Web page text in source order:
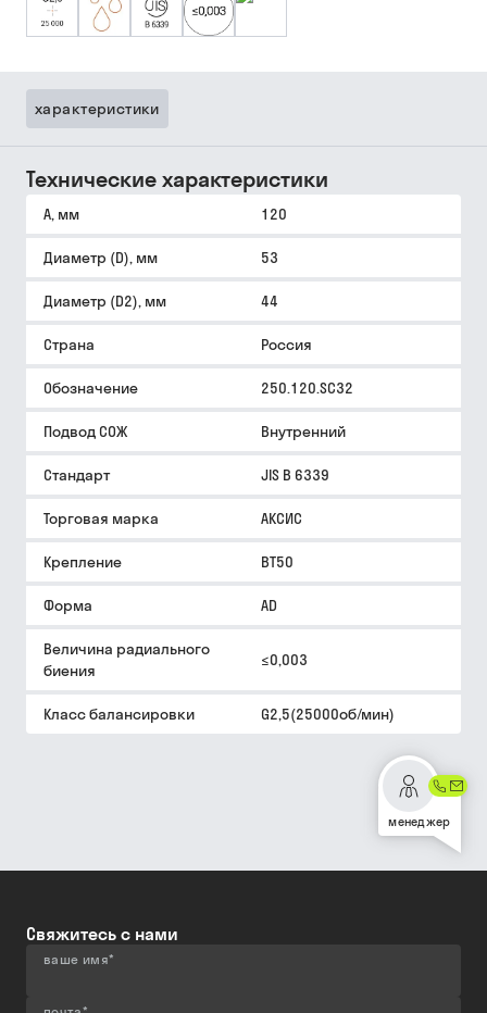
характеристики
Технические характеристики
A, мм 120
Диаметр (D), мм 53
Диаметр (D2), мм 44
Страна Россия
Обозначение 250.120.SC32
Подвод СОЖ Внутренний
Стандарт JIS B 6339
Торговая марка АКСИС
Крепление BT50
Форма AD
Величина радиального
биения
≤0,003
Класс балансировки G2,5(25000об/мин)
менеджер
Свяжитесь с нами
ваше имя*